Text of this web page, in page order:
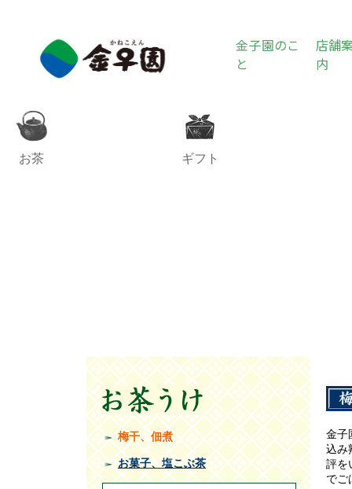
金子園のこ
と
店舗
内
お茶 ギフト
梅干、佃煮
お菓子、塩こぶ茶
金子
込み
評を
でご